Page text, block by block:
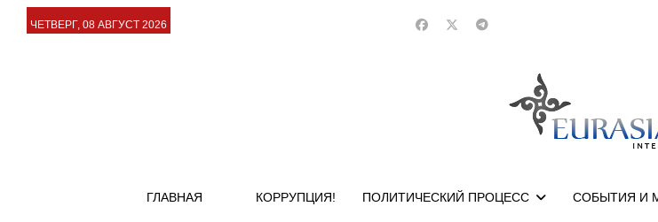
ЧЕТВЕРГ, 08 АВГУСТ 2026
ГЛАВНАЯ КОРРУПЦИЯ! ПОЛИТИЧЕСКИЙ ПРОЦЕСС СОБЫТИЯ И